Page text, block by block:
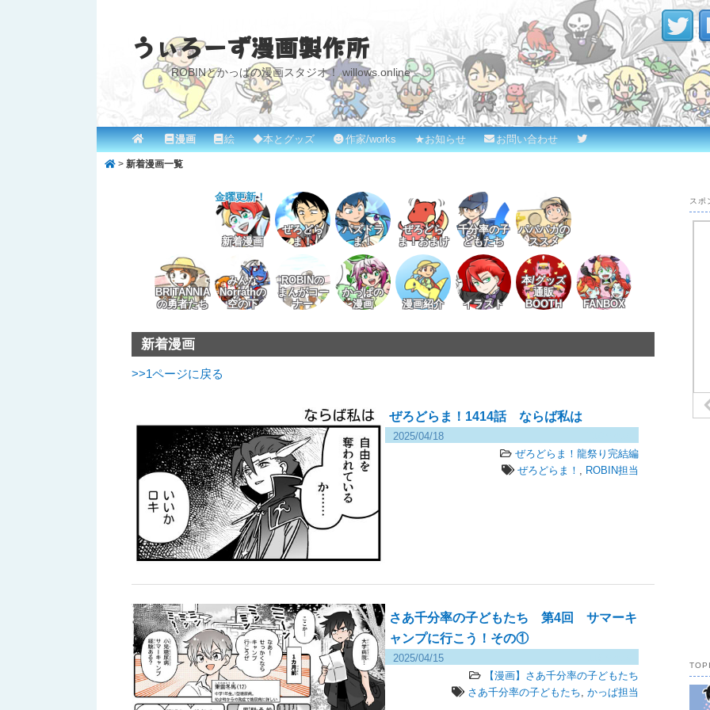
うぃろーず漫画製作所
ROBINとかっぱの漫画スタジオ！ willows.online
メ
イ
メ
イ
ツ
へ
漫画 絵 ◆本とグッズ 作家/works ★お知らせ お問い合わせ
> 新着漫画一覧
新着漫画
金曜更新！
ぜろどら
ま！
パズドラ
ま！
ぜろどら
ま！おまけ
千分率の子
どもたち
パパバカの
ススメ
BRITANNIA
の勇者たち
みんな
Norrathの
空の下
ROBINの
まんがコー
ナー
かっぱの
漫画
漫画紹介 イラスト
本/グッズ
通販
BOOTH
FANBOX
新着漫画
>>1ページに戻る
ぜろどらま！1414話 ならば私は
2025/04/18
ぜろどらま！龍祭り完結編
ぜろどらま！ , ROBIN担当
さあ千分率の子どもたち 第4回 サマーキ
ャンプに行こう！その①
2025/04/15
【漫画】さあ千分率の子どもたち
さあ千分率の子どもたち, かっぱ担当
スポ